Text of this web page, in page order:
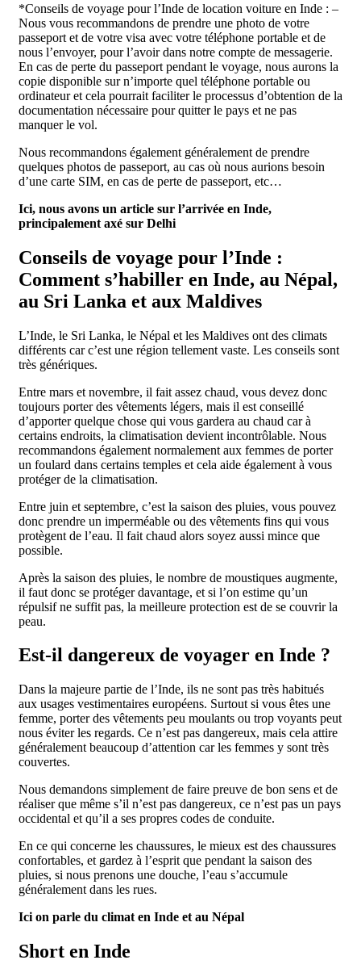
*Conseils de voyage pour l’Inde de location voiture en Inde : –
Nous vous recommandons de prendre une photo de votre
passeport et de votre visa avec votre téléphone portable et de
nous l’envoyer, pour l’avoir dans notre compte de messagerie.
En cas de perte du passeport pendant le voyage, nous aurons la
copie disponible sur n’importe quel téléphone portable ou
ordinateur et cela pourrait faciliter le processus d’obtention de la
documentation nécessaire pour quitter le pays et ne pas
manquer le vol.
Nous recommandons également généralement de prendre
quelques photos de passeport, au cas où nous aurions besoin
d’une carte SIM, en cas de perte de passeport, etc…
Ici, nous avons un article sur l’arrivée en Inde,
principalement axé sur Delhi
Conseils de voyage pour l’Inde :
Comment s’habiller en Inde, au Népal,
au Sri Lanka et aux Maldives
L’Inde, le Sri Lanka, le Népal et les Maldives ont des climats
différents car c’est une région tellement vaste. Les conseils sont
très génériques.
Entre mars et novembre, il fait assez chaud, vous devez donc
toujours porter des vêtements légers, mais il est conseillé
d’apporter quelque chose qui vous gardera au chaud car à
certains endroits, la climatisation devient incontrôlable. Nous
recommandons également normalement aux femmes de porter
un foulard dans certains temples et cela aide également à vous
protéger de la climatisation.
Entre juin et septembre, c’est la saison des pluies, vous pouvez
donc prendre un imperméable ou des vêtements fins qui vous
protègent de l’eau. Il fait chaud alors soyez aussi mince que
possible.
Après la saison des pluies, le nombre de moustiques augmente,
il faut donc se protéger davantage, et si l’on estime qu’un
répulsif ne suffit pas, la meilleure protection est de se couvrir la
peau.
Est-il dangereux de voyager en Inde ?
Dans la majeure partie de l’Inde, ils ne sont pas très habitués
aux usages vestimentaires européens. Surtout si vous êtes une
femme, porter des vêtements peu moulants ou trop voyants peut
nous éviter les regards. Ce n’est pas dangereux, mais cela attire
généralement beaucoup d’attention car les femmes y sont très
couvertes.
Nous demandons simplement de faire preuve de bon sens et de
réaliser que même s’il n’est pas dangereux, ce n’est pas un pays
occidental et qu’il a ses propres codes de conduite.
En ce qui concerne les chaussures, le mieux est des chaussures
confortables, et gardez à l’esprit que pendant la saison des
pluies, si nous prenons une douche, l’eau s’accumule
généralement dans les rues.
Ici on parle du climat en Inde et au Népal
Short en Inde